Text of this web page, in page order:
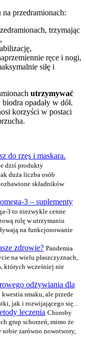
przedramionach:
trzymając
ręce i nogi,
siłę i
utrzymywać
opadały w dół.
korzyści w postaci
do rzęs i maskara.
dziś produkty
duża liczba osób
składników
3 – suplementy
3 to niezwykle cenne
rolę w utrzymaniu
na funkcjonowanie
zdrowie? Pandemia
na wielu płaszczyznach,
których wcześniej nie
odżywiania dla
smaku, ale przede
jak i rozwijającego się...
leczenia Choroby
grup schorzeń, mimo że
zarówno nowotwory,